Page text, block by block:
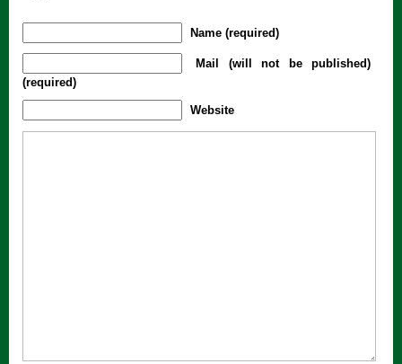
Name (required)
Mail (will not be published)
(required)
Website